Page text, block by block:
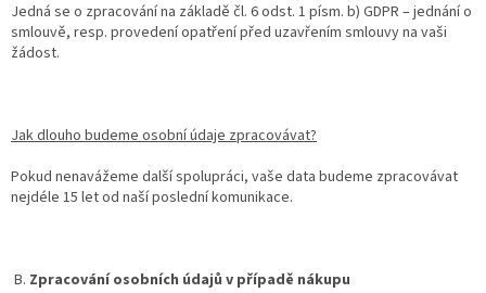
Jedná se o zpracování na základě čl. 6 odst. 1 písm. b) GDPR – jednání o
smlouvě, resp. provedení opatření před uzavřením smlouvy na vaši
žádost.
Jak dlouho budeme osobní údaje zpracovávat?
Pokud nenavážeme další spolupráci, vaše data budeme zpracovávat
nejdéle 15 let od naší poslední komunikace.
B. Zpracování osobních údajů v případě nákupu